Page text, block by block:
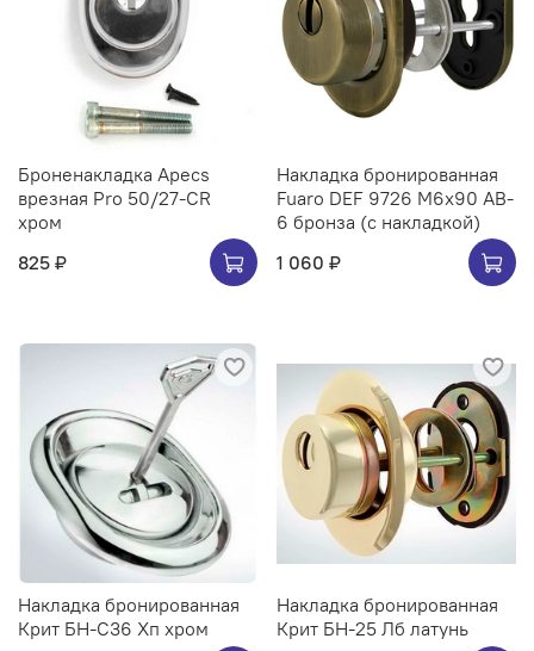
Броненакладка Apecs
врезная Pro 50/27-CR
хром
825 ₽
Накладка бронированная
Fuaro DEF 9726 M6x90 AB-
6 бронза (с накладкой)
1 060 ₽
Накладка бронированная
Крит БН-С36 Хп хром
Накладка бронированная
Крит БН-25 Лб латунь